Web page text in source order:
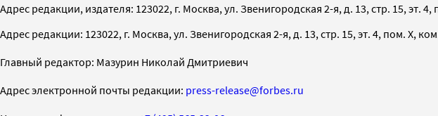
Адрес редакции, издателя: 123022, г. Москва, ул. Звенигородская 2-я, д. 13, стр. 15, эт. 4,
Адрес редакции: 123022, г. Москва, ул. Звенигородская 2-я, д. 13, стр. 15, эт. 4, пом. X,
Главный редактор: Мазурин Николай Дмитриевич
Адрес электронной почты редакции: press-release@forbes.ru